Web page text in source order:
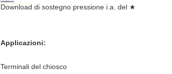
Download di sostegno pressione i.a. del ★
Applicazioni:
Terminali del chiosco